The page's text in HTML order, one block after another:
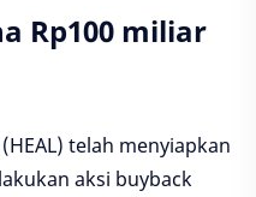
Rp100 miliar
telah menyiapkan
aksi buyback